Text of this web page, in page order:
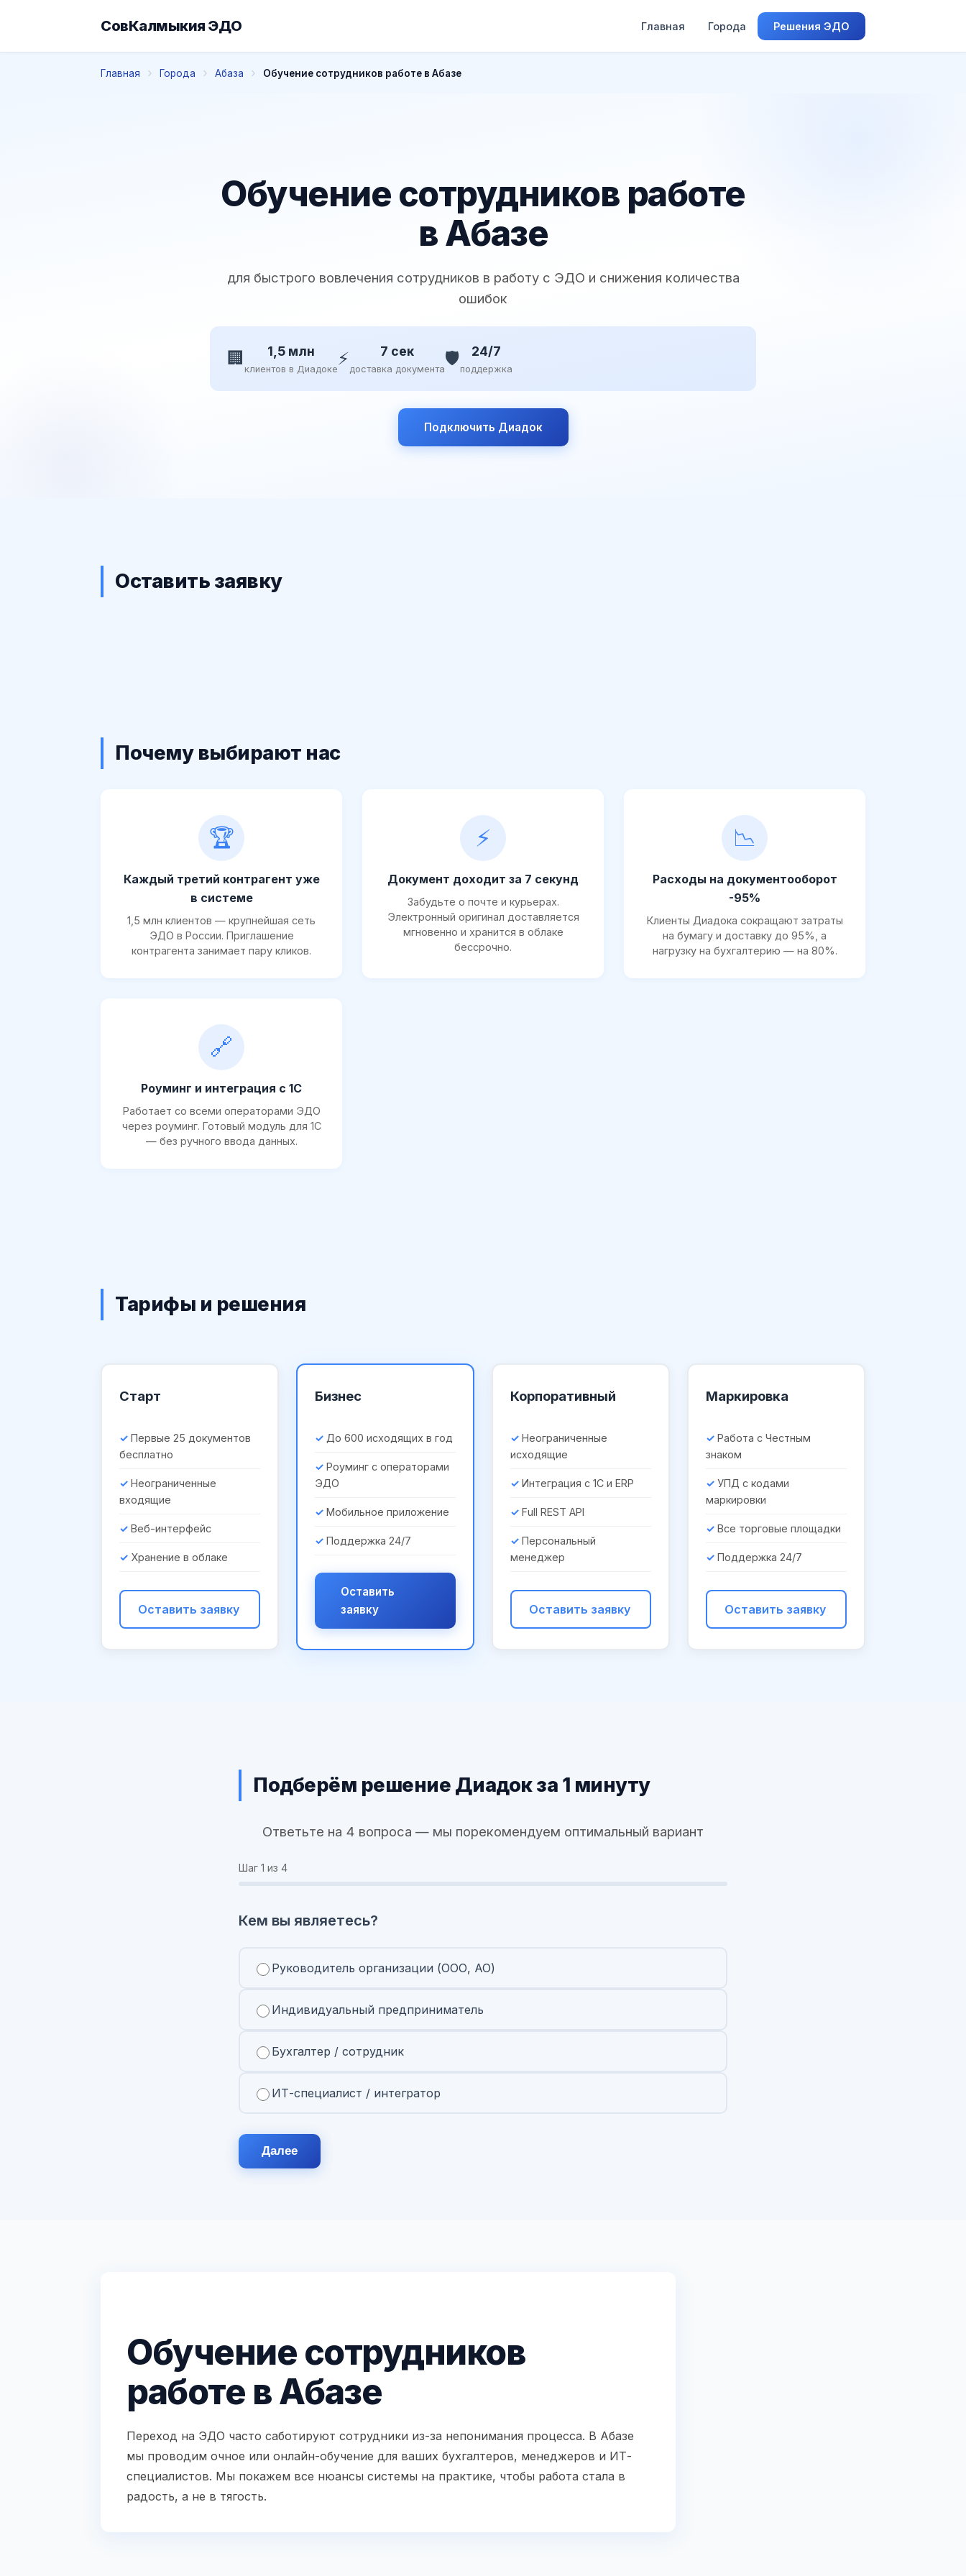
СовКалмыкия ЭДО Главная Города Решения ЭДО
Главная Города Абаза Обучение сотрудников работе в Абазе
Обучение сотрудников работе
в Абазе
для быстрого вовлечения сотрудников в работу с ЭДО и снижения количества
ошибок
🏢 1,5 млн
клиентов в Диадоке⚡ 7 сек
доставка документа🛡️ 24/7
поддержка
Подключить Диадок
Оставить заявку
Почему выбирают нас
🏆
Каждый третий контрагент уже
в системе
1,5 млн клиентов — крупнейшая сеть
ЭДО в России. Приглашение
контрагента занимает пару кликов.
⚡
Документ доходит за 7 секунд
Забудьте о почте и курьерах.
Электронный оригинал доставляется
мгновенно и хранится в облаке
бессрочно.
📉
Расходы на документооборот
-95%
Клиенты Диадока сокращают затраты
на бумагу и доставку до 95%, а
нагрузку на бухгалтерию — на 80%.
🔗
Роуминг и интеграция с 1С
Работает со всеми операторами ЭДО
через роуминг. Готовый модуль для 1С
— без ручного ввода данных.
Тарифы и решения
Старт
Первые 25 документов
бесплатно
Неограниченные
входящие
Веб-интерфейс
Хранение в облаке
Оставить заявку
Бизнес
До 600 исходящих в год
Роуминг с операторами
ЭДО
Мобильное приложение
Поддержка 24/7
Оставить
заявку
Корпоративный
Неограниченные
исходящие
Интеграция с 1С и ERP
Full REST API
Персональный
менеджер
Оставить заявку
Маркировка
Работа с Честным
знаком
УПД с кодами
маркировки
Все торговые площадки
Поддержка 24/7
Оставить заявку
Подберём решение Диадок за 1 минуту
Ответьте на 4 вопроса — мы порекомендуем оптимальный вариант
Шаг 1 из 4
Кем вы являетесь?
Руководитель организации (ООО, АО)
Индивидуальный предприниматель
Бухгалтер / сотрудник
ИТ-специалист / интегратор
Далее
Обучение сотрудников
работе в Абазе
Переход на ЭДО часто саботируют сотрудники из-за непонимания процесса. В Абазе
мы проводим очное или онлайн-обучение для ваших бухгалтеров, менеджеров и ИТ-
специалистов. Мы покажем все нюансы системы на практике, чтобы работа стала в
радость, а не в тягость.